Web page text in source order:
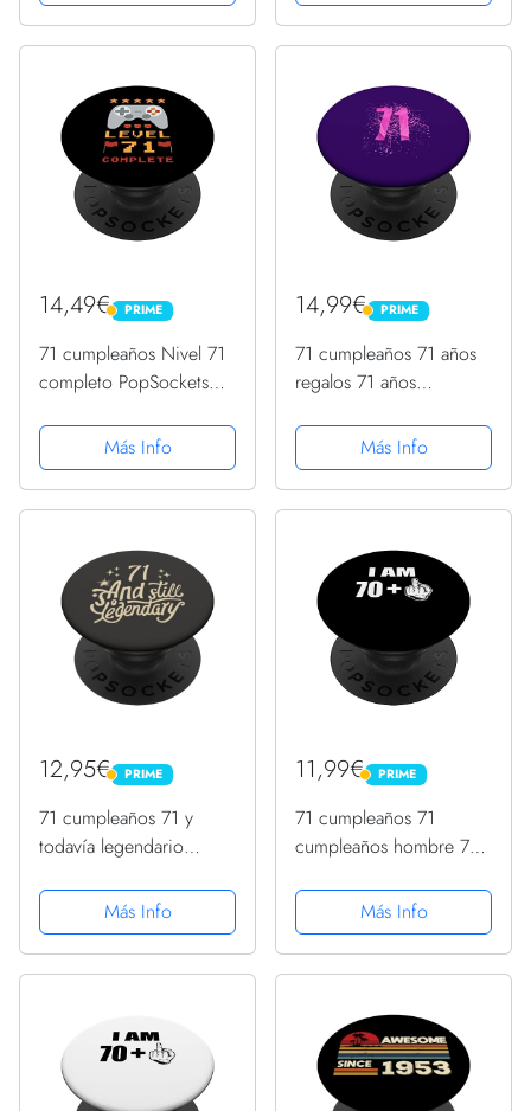
14,49€ PRIME
PRIME
71 cumpleaños Nivel 71
completo PopSockets
Más Info
14,99€ PRIME
PRIME
71 cumpleaños 71 años
regalos 71 años
Intercambiable
Más Info
12,95€ PRIME
PRIME
71 cumpleaños 71 y
todavía legendario
PopSockets PopGrip
Intercambiable
Más Info
11,99€ PRIME
PRIME
71 cumpleaños 71
cumpleaños hombre 71
PopSockets PopGrip
Intercambiable
Más Info